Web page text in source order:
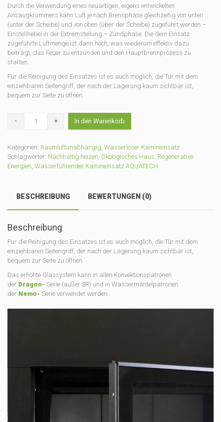
Durch die Verwendung eines neuartigen, eigens entwickelten
Ansaugkrümmers kann Luft je nach Brennphase gleichzeitig von unten
(unter der Scheibe) und von oben (über der Scheibe) zugeführt werden –
Einstellhebel in der Extremstellung – Zündphase. Die dem Einsatz
zugeführte Luftmenge ist dann hoch, was wiederum effektiv dazu
beiträgt, das Feuer zu entzünden und den Hauptbrennprozess zu
starten.
Für die Reinigung des Einsatzes ist es auch möglich, die Tür mit dem
einziehbaren Seitengriff, der nach der Lagerung kaum sichtbar ist,
bequem zur Seite zu öffnen.
14KW
+
Menge
In den Warenkorb
Kategorien: Raumluftunabhängig Wasserloser Kamineinsatz
Schlagwörter: Nachhaltig heizen Ökologisches Haus Regenerative
Energien Wasserführender Kamineinsatz AQUATECH
BESCHREIBUNG BEWERTUNGEN (0)
Beschreibung
Für die Reinigung des Einsatzes ist es auch möglich, die Tür mit dem
einziehbaren Seitengriff, der nach der Lagerung kaum sichtbar ist,
bequem zur Seite zu öffnen.
Das erhöhte Glassystem kann in allen Konvektionspatronen
der Dragon- Serie (außer 8R) und in Wassermantelpatronen
der Nemo- Serie verwendet werden .